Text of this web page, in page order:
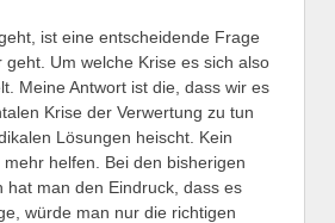
ist eine entscheidende Frage
geht. Um welche Krise es sich also
Meine Antwort ist die, dass wir es
Krise der Verwertung zu tun
Lösungen heischt. Kein
helfen. Bei den bisherigen
hat man den Eindruck, dass es
würde man nur die richtigen